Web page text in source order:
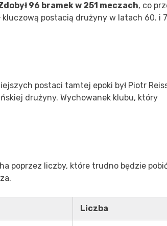
96 bramek w 251 meczach, co
postacią drużyny w latach 60. i
postaci tamtej epoki był Piotr
drużyny. Wychowanek klubu, który
poprzez liczby, które trudno będzie
Liczba